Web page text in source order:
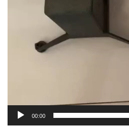
00:00